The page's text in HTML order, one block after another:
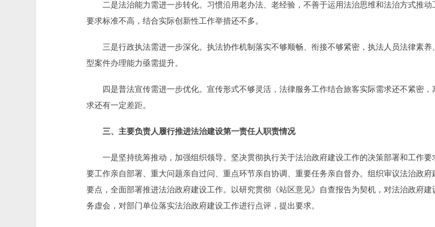
二是法治能力需进一步转化。习惯沿用老办法、老经验，不善于运用法治思维和法治方式推动
要求标准不高，结合实际创新性工作举措还不多。
三是行政执法需进一步深化。执法协作机制落实不够顺畅、衔接不够紧密，执法人员法律素养
型案件办理能力亟需提升。
四是普法宣传需进一步优化。宣传形式不够灵活，法律服务工作结合旅客实际需求还不紧密，
求还有一定差距。
三、主要负责人履行推进法治建设第一责任人职责情况
一是坚持统筹推动，加强组织领导。坚决贯彻执行关于法治政府建设工作的决策部署和工作要
要工作亲自部署、重大问题亲自过问、重点环节亲自协调、重要任务亲自督办。组织审议法治政
要点，全面部署推进法治政府建设工作。以研究贯彻《站区意见》自查报告为契机，对法治政府
务虚会，对部门单位落实法治政府建设工作进行点评，提出要求。